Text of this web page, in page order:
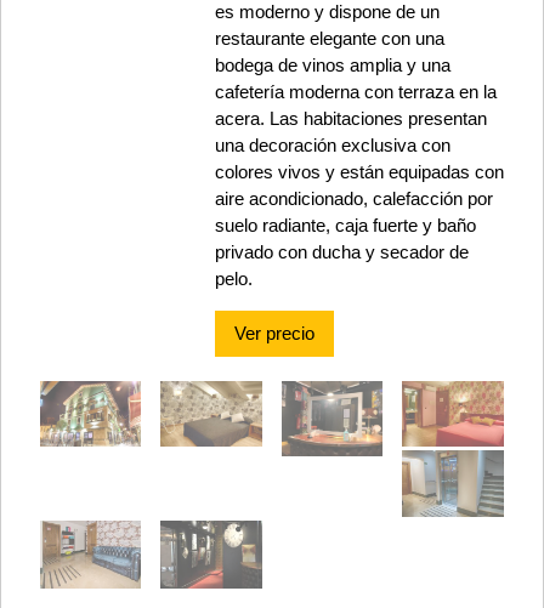
es moderno y dispone de un
restaurante elegante con una
bodega de vinos amplia y una
cafetería moderna con terraza en la
acera. Las habitaciones presentan
una decoración exclusiva con
colores vivos y están equipadas con
aire acondicionado, calefacción por
suelo radiante, caja fuerte y baño
privado con ducha y secador de
pelo.
Ver precio